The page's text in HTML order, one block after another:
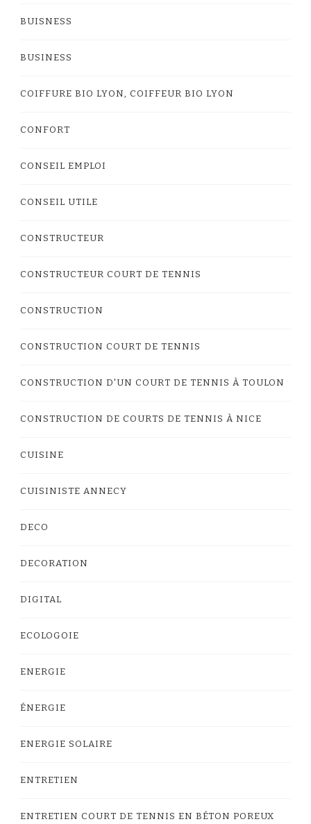
BUISNESS
BUSINESS
COIFFURE BIO LYON, COIFFEUR BIO LYON
CONFORT
CONSEIL EMPLOI
CONSEIL UTILE
CONSTRUCTEUR
CONSTRUCTEUR COURT DE TENNIS
CONSTRUCTION
CONSTRUCTION COURT DE TENNIS
CONSTRUCTION D'UN COURT DE TENNIS À TOULON
CONSTRUCTION DE COURTS DE TENNIS À NICE
CUISINE
CUISINISTE ANNECY
DECO
DECORATION
DIGITAL
ECOLOGOIE
ENERGIE
ÉNERGIE
ENERGIE SOLAIRE
ENTRETIEN
ENTRETIEN COURT DE TENNIS EN BÉTON POREUX